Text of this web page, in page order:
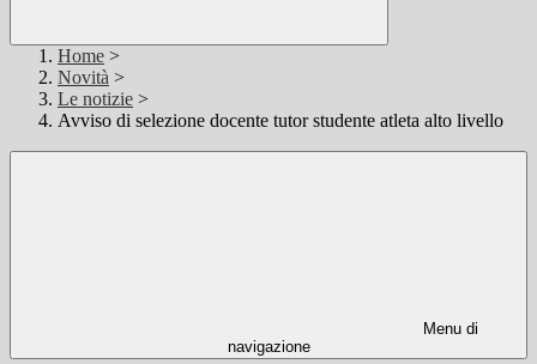
Home >
Novità >
Le notizie >
Avviso di selezione docente tutor studente atleta alto livello
Menu di
navigazione